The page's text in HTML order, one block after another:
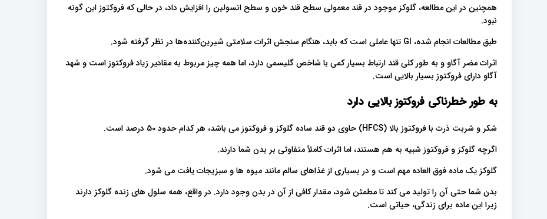
همچنین در این مطالعه، گلوکز موجود در قند معمولی سطح قند خون و سطح انسولین را افزایش داد، در حالی که فروکتوز این گونه
نبود.
طبق مطالعات انجام شده، GI تنها عاملی است که باید، هنگام سنجش اثرات سلامتی شیرین‌کننده‌ها در نظر گرفته شود.
اثرات مضر آگاو و به طور کلی قند ارتباط بسیار کمی با شاخص گلیسمی دارد، اما همه چیز مربوط به مقادیر زیاد فروکتوز است و شهد
آگاو دارای فروکتوز بسیار بالایی است.
به طور خطرناکی فروکتوز بالایی دارد
شکر و شربت ذرت با فروکتوز بالا (HFCS) حاوی دو قند ساده گلوکز و فروکتوز می باشد، هر کدام حدود 50 درصد است.
اگرچه گلوکز و فروکتوز شبیه به هم هستند، اما اثرات کاملاً متفاوتی بر بدن شما دارند.
گلوکز یک ماده فوق العاده مهم است و در بسیاری از غذاهای سالم مانند میوه ها و سبزیجات یافت می شود.
بدن شما حتی آن را تولید می کند تا مطمئن شود، مقدار کافی از آن در بدن وجود دارد. در واقع، همه سلول های زنده گلوکز دارند
زیرا این ماده برای زندگی، حیاتی است.